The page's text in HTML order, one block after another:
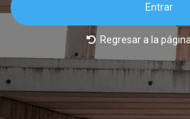
Entrar
Regresar a la